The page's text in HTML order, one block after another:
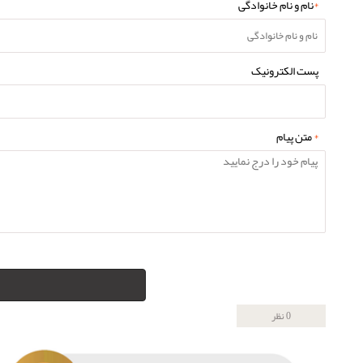
*نام و نام خانوادگی
پست الکترونیک
*متن پیام
0 نظر